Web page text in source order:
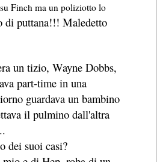
Finch ma un poliziotto lo
di puttana!!! Maledetto
un tizio, Wayne Dobbs,
part-time in una
guardava un bambino
il pulmino dall'altra
dei suoi casi?